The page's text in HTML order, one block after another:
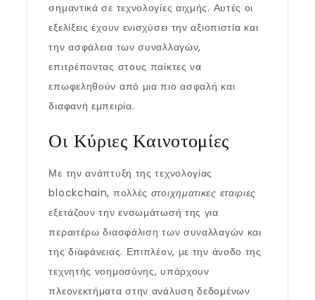
σημαντικά σε τεχνολογίες αιχμής. Αυτές οι
εξελίξεις έχουν ενισχύσει την αξιοπιστία και
την ασφάλεια των συναλλαγών,
επιτρέποντας στους παίκτες να
επωφεληθούν από μια πιο ασφαλή και
διαφανή εμπειρία.
Οι Κύριες Καινοτομίες
Με την ανάπτυξη της τεχνολογίας
blockchain, πολλές στοιχηματικες εταιριες
εξετάζουν την ενσωμάτωσή της για
περαιτέρω διασφάλιση των συναλλαγών και
της διαφάνειας. Επιπλέον, με την άνοδο της
τεχνητής νοημοσύνης, υπάρχουν
πλεονεκτήματα στην ανάλυση δεδομένων